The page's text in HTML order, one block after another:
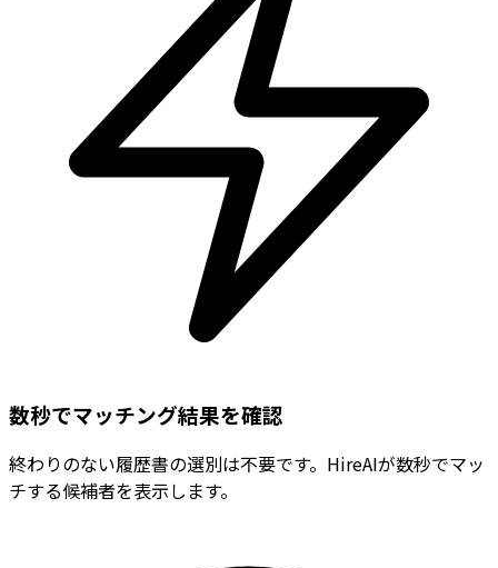
数秒でマッチング結果を確認
終わりのない履歴書の選別は不要です。HireAIが数秒でマッ
チする候補者を表示します。